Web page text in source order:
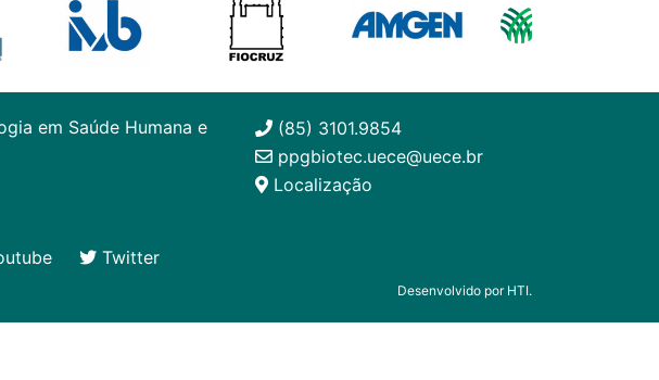
em Saúde Humana e
(85) 3101.9854
ppgbiotec.uece@uece.br
Localização
Twitter
Desenvolvido por HTI.